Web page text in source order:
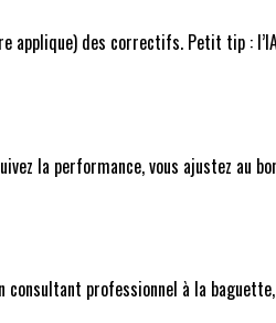
applique) des correctifs. Petit tip :
la performance, vous ajustez au
consultant professionnel à la